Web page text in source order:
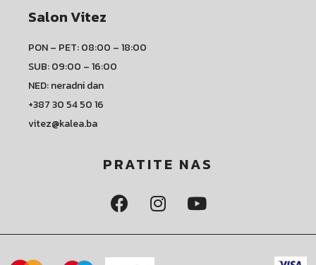
Salon Vitez
PON – PET: 08:00 – 18:00
SUB: 09:00 – 16:00
NED: neradni dan
+387 30 54 50 16
vitez@kalea.ba
PRATITE NAS